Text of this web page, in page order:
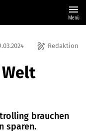
menu
Menü
draw Redaktion
brauchen
sparen.